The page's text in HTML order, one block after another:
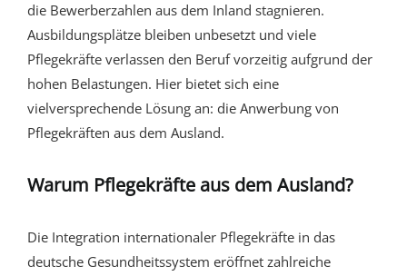
die Bewerberzahlen aus dem Inland stagnieren.
Ausbildungsplätze bleiben unbesetzt und viele
Pflegekräfte verlassen den Beruf vorzeitig aufgrund der
hohen Belastungen. Hier bietet sich eine
vielversprechende Lösung an: die Anwerbung von
Pflegekräften aus dem Ausland.
Warum Pflegekräfte aus dem Ausland?
Die Integration internationaler Pflegekräfte in das
deutsche Gesundheitssystem eröffnet zahlreiche